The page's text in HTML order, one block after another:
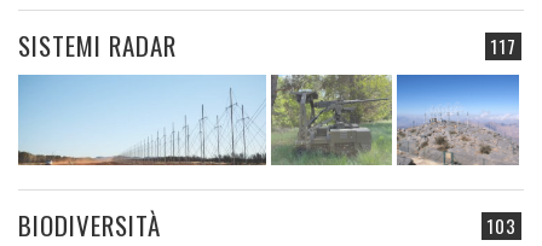
117
SISTEMI RADAR
103
BIODIVERSITÀ